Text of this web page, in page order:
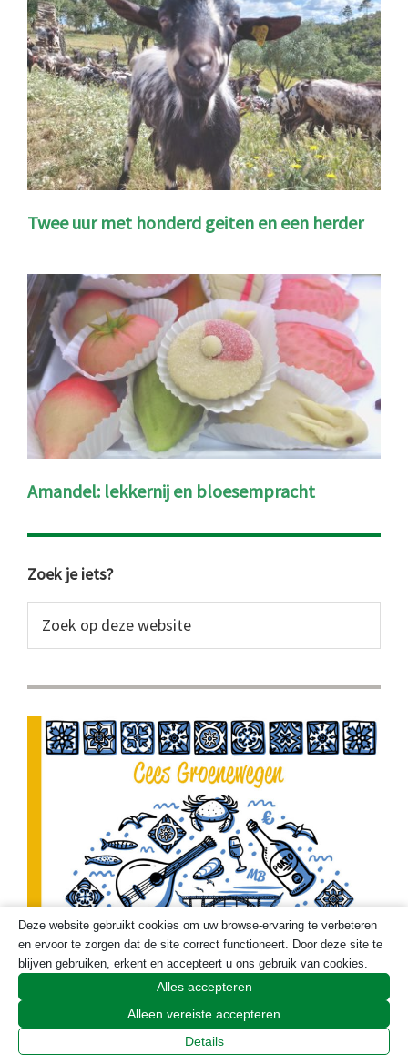
Twee uur met honderd geiten en een herder
Amandel: lekkernij en bloesempracht
Primaire
Sidebar
Zoek je iets?
op
website
Deze website gebruikt cookies om uw browse-ervaring te verbeteren
en ervoor te zorgen dat de site correct functioneert. Door deze site te
blijven gebruiken, erkent en accepteert u ons gebruik van cookies.
Alles accepteren
Alleen vereiste accepteren
Details